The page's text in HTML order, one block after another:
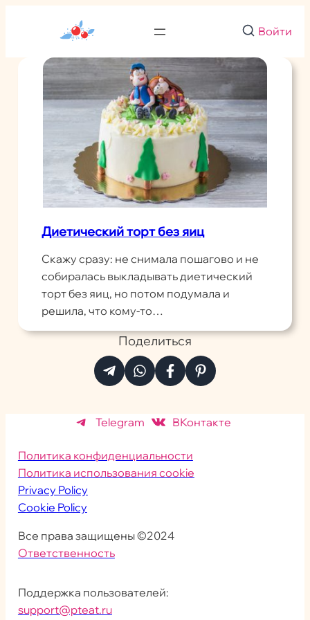
Войти
Диетический торт без яиц
Скажу сразу: не снимала пошагово и не
собиралась выкладывать диетический
торт без яиц, но потом подумала и
решила, что кому-то…
Поделиться
Telegram ВКонтакте
Политика конфиденциальности
Политика использования cookie
Privacy Policy
Cookie Policy
Все права защищены ©2024
Ответственность
Поддержка пользователей:
support@pteat.ru